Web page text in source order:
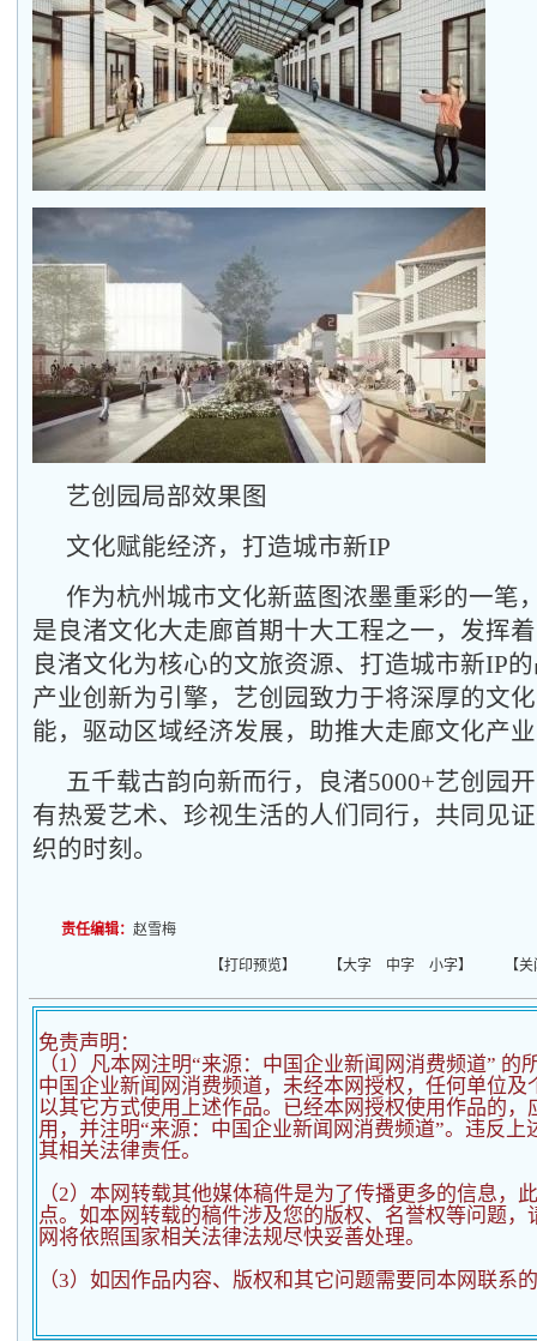
艺创园局部效果图
文化赋能经济， 打造城市新IP
作为杭州城市文化新蓝图浓墨重彩的一笔
是良渚文化大走廊首期十大工程之一，发挥
良渚文化为核心的文旅资源、打造城市新IP
产业创新为引擎，艺创园致力于将深厚的文
能，驱动区域经济发展，助推大走廊文化产
五千载古韵向新而行，良渚5000+艺创园
有热爱艺术、珍视生活的人们同行，共同见
织的时刻。
责任编辑： 赵雪梅
【打印预览】 【大字 中字 小字】 【关
免责声明：
（1）凡本网注明“来源：中国企业新闻网消费频道” 的
中国企业新闻网消费频道，未经本网授权，任何单位及
以其它方式使用上述作品。已经本网授权使用作品的，
用，并注明“来源：中国企业新闻网消费频道”。违反上
其相关法律责任。
（2） 本网转载其他媒体稿件是为了传播更多的信息，
点。如本网转载的稿件涉及您的版权、名誉权等问题，
网将依照国家相关法律法规尽快妥善处理。
（3）如因作品内容、版权和其它问题需要同本网联系